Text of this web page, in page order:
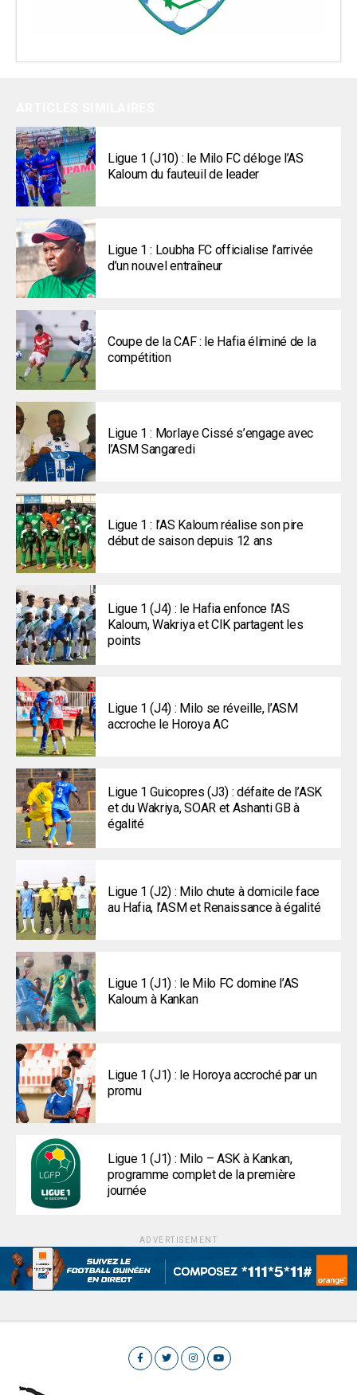
Ligue 1 (J10) : le Milo FC déloge l’AS
Kaloum du fauteuil de leader
Ligue 1 : Loubha FC officialise l’arrivée
d’un nouvel entraîneur
Coupe de la CAF : le Hafia éliminé de la
compétition
Ligue 1 : Morlaye Cissé s’engage avec
l’ASM Sangaredi
Ligue 1 : l’AS Kaloum réalise son pire
début de saison depuis 12 ans
Ligue 1 (J4) : le Hafia enfonce l’AS
Kaloum, Wakriya et CIK partagent les
points
Ligue 1 (J4) : Milo se réveille, l’ASM
accroche le Horoya AC
Ligue 1 Guicopres (J3) : défaite de l’ASK
et du Wakriya, SOAR et Ashanti GB à
égalité
Ligue 1 (J2) : Milo chute à domicile face
au Hafia, l’ASM et Renaissance à égalité
Ligue 1 (J1) : le Milo FC domine l’AS
Kaloum à Kankan
Ligue 1 (J1) : le Horoya accroché par un
promu
Ligue 1 (J1) : Milo – ASK à Kankan,
programme complet de la première
journée
ADVERTISEMENT